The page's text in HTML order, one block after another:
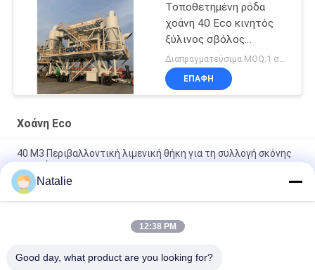
Τοποθετημένη ρόδα
χοάνη 40 Eco κινητός
ξύλινος σβόλος
μετρητών κύβων
ΕΠΑΦΉ
Χοάνη Eco
40 M3 Περιβαλλοντική λιμενική θήκη για τη συλλογή σκόνης
σιτηρών
Κινητός κυκλώνων φίλτρων Eco λιμένας 750TPH απόδειξης
σκόνης χοανών μαζικός υλικός
Κινητή τσαντών φίλτρων Eco χοάνη 10 λιμένων απόδειξης
Natalie
12:38 PM
Good day, what product are you looking for?